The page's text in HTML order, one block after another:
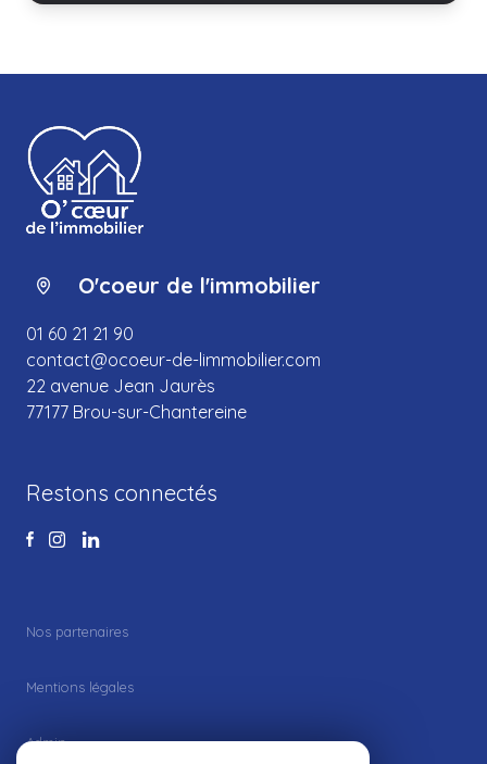
O'coeur de l'immobilier
01 60 21 21 90
contact@ocoeur-de-limmobilier.com
22 avenue Jean Jaurès
77177 Brou-sur-Chantereine
Restons connectés
Nos partenaires
Mentions légales
Admin